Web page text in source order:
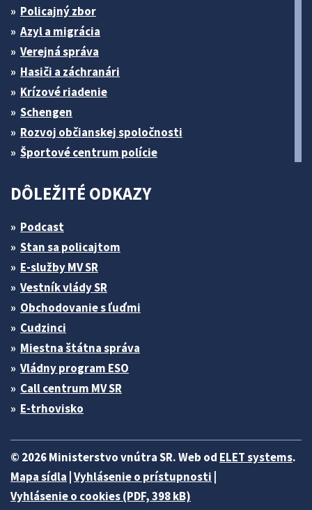
Policajný zbor
Azyl a migrácia
Verejná správa
Hasiči a záchranári
Krízové riadenie
Schengen
Rozvoj občianskej spoločnosti
Športové centrum polície
DÔLEŽITÉ ODKAZY
Podcast
Stan sa policajtom
E-služby MV SR
Vestník vlády SR
Obchodovanie s ľuďmi
Cudzinci
Miestna štátna správa
Vládny program ESO
Call centrum MV SR
E-trhovisko
© 2026 Ministerstvo vnútra SR. Web od ELET systems.
Mapa sídla Vyhlásenie o prístupnosti
Vyhlásenie o cookies (PDF, 398 kB)